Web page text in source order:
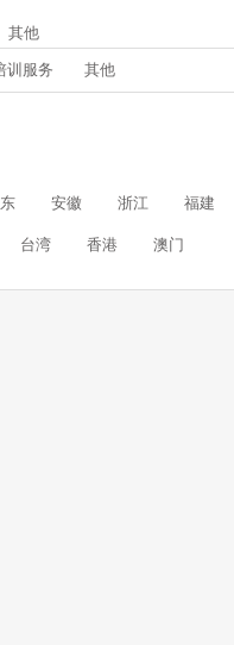
其他
训服务 其他
安徽 浙江 福建
台湾 香港 澳门